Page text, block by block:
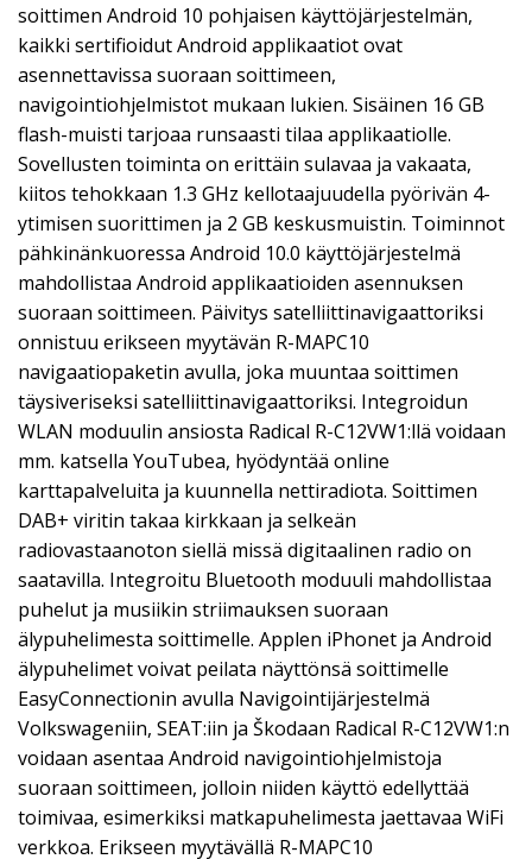
soittimen Android 10 pohjaisen käyttöjärjestelmän,
kaikki sertifioidut Android applikaatiot ovat
asennettavissa suoraan soittimeen,
navigointiohjelmistot mukaan lukien. Sisäinen 16 GB
flash-muisti tarjoaa runsaasti tilaa applikaatiolle.
Sovellusten toiminta on erittäin sulavaa ja vakaata,
kiitos tehokkaan 1.3 GHz kellotaajuudella pyörivän 4-
ytimisen suorittimen ja 2 GB keskusmuistin. Toiminnot
pähkinänkuoressa Android 10.0 käyttöjärjestelmä
mahdollistaa Android applikaatioiden asennuksen
suoraan soittimeen. Päivitys satelliittinavigaattoriksi
onnistuu erikseen myytävän R-MAPC10
navigaatiopaketin avulla, joka muuntaa soittimen
täysiveriseksi satelliittinavigaattoriksi. Integroidun
WLAN moduulin ansiosta Radical R-C12VW1:llä voidaan
mm. katsella YouTubea, hyödyntää online
karttapalveluita ja kuunnella nettiradiota. Soittimen
DAB+ viritin takaa kirkkaan ja selkeän
radiovastaanoton siellä missä digitaalinen radio on
saatavilla. Integroitu Bluetooth moduuli mahdollistaa
puhelut ja musiikin striimauksen suoraan
älypuhelimesta soittimelle. Applen iPhonet ja Android
älypuhelimet voivat peilata näyttönsä soittimelle
EasyConnectionin avulla Navigointijärjestelmä
Volkswageniin, SEAT:iin ja Škodaan Radical R-C12VW1:n
voidaan asentaa Android navigointiohjelmistoja
suoraan soittimeen, jolloin niiden käyttö edellyttää
toimivaa, esimerkiksi matkapuhelimesta jaettavaa WiFi
verkkoa. Erikseen myytävällä R-MAPC10